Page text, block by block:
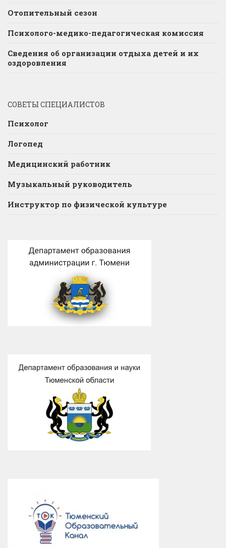
Отопительный сезон
Психолого-медико-педагогическая комиссия
Сведения об организации отдыха детей и их
оздоровления
СОВЕТЫ СПЕЦИАЛИСТОВ
Психолог
Логопед
Медицинский работник
Музыкальный руководитель
Инструктор по физической культуре